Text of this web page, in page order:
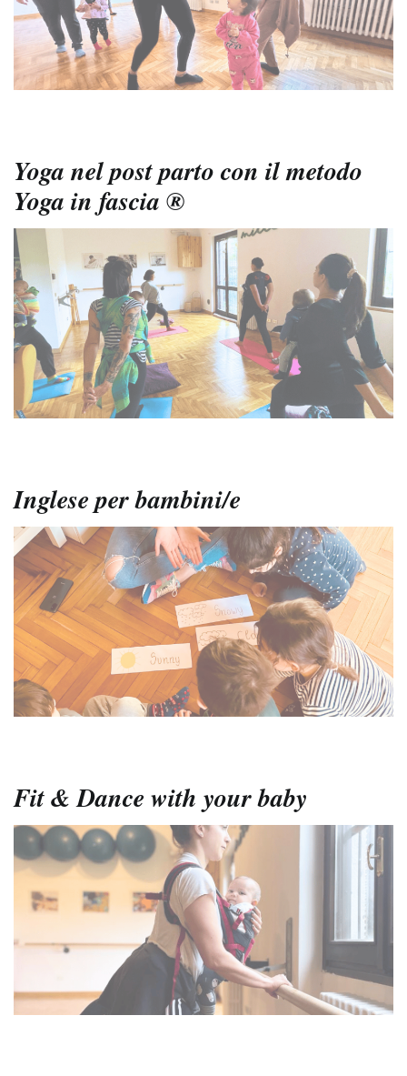
Yoga nel post parto con il metodo
Yoga in fascia ®
Inglese per bambini/e
Fit & Dance with your baby